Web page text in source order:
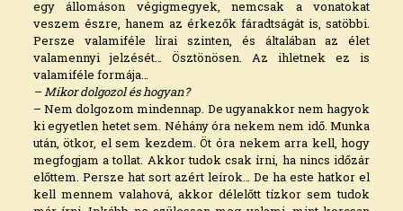
egy állomáson végigmegyek, nemcsak a vonatokat
veszem észre, hanem az érkezők fáradtságát is, satöbbi.
Persze valamiféle lírai szinten, és általában az élet
valamennyi jelzését… Ösztönösen. Az ihletnek ez is
valamiféle formája…
– Mikor dolgozol és hogyan?
– Nem dolgozom mindennap. De ugyanakkor nem hagyok
ki egyetlen hetet sem. Néhány óra nekem nem idő. Munka
után, ötkor, el sem kezdem. Öt óra nekem arra kell, hogy
megfogjam a tollat. Akkor tudok csak írni, ha nincs időzár
előttem. Persze hat sort azért leírok… De ha este hatkor el
kell mennem valahová, akkor délelőtt tízkor sem tudok